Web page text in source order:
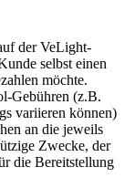
der VeLight-
selbst einen
möchte.
Gebühren (z.B.
variieren können)
an die jeweils
Zwecke, der
die Bereitstellung